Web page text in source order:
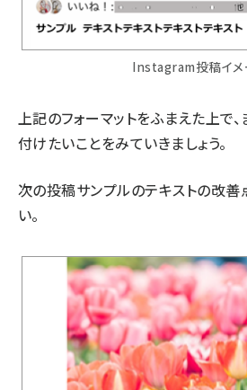
Instagram投稿イメ
上記のフォーマットをふまえた上で
付けたいことをみていきましょう。
次の投稿サンプルのテキストの改善
い。